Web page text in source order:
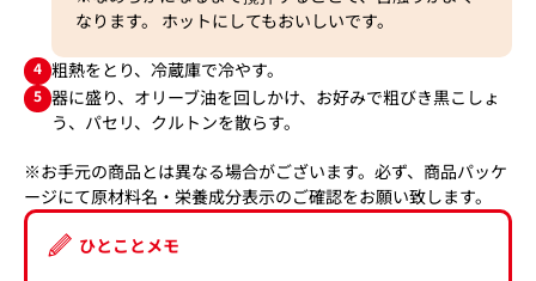
なります。 ホットにしてもおいしいです。
4 粗熱をとり、冷蔵庫で冷やす。
5 器に盛り、オリーブ油を回しかけ、お好みで粗びき黒こしょ
う、パセリ、クルトンを散らす。
※お手元の商品とは異なる場合がございます。必ず、商品パッケ
ージにて原材料名・栄養成分表示のご確認をお願い致します。
ひとことメモ